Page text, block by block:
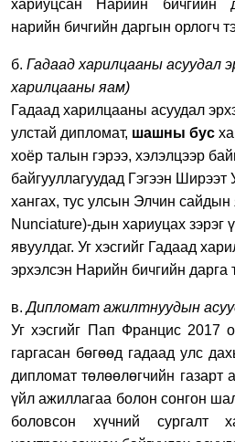
хариуцсан Нарийн бичгийн
нарийн бичгийн даргын орлогч
б. Гадаад харилцааны асуудал
харилцааны яам)
Гадаад харилцааны асуудал
улстай дипломат, шашны бус
хоёр талын гэрээ, хэлэлцээр
байгууллагуудад Гэгээн
хангах, тус улсын Элчин
Nunciature)-дын хариуцах зэрэг
явуулдаг. Уг хэсгийг Гадаад
эрхэлсэн Нарийн бичгийн дарга
в.Дипломат ажилтнуудын
Уг хэсгийг Пап Францис 2017
гаргасан бөгөөд гадаад улс
дипломат төлөөлөгчийн газарт
үйл ажиллагаа болон сонгон
боловсон хүчний сургалт